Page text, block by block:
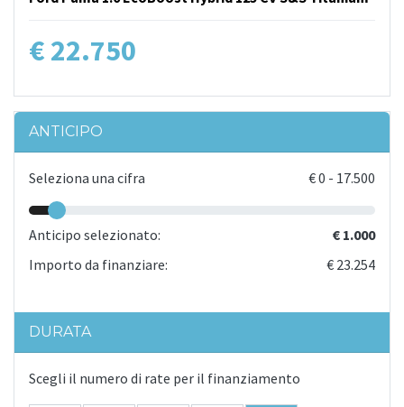
€ 22.750
ANTICIPO
Seleziona una cifra €0 - 17.500
Anticipo selezionato:
€ 1.000
Importo da finanziare:
€ 23.254
DURATA
Scegli il numero di rate per il finanziamento